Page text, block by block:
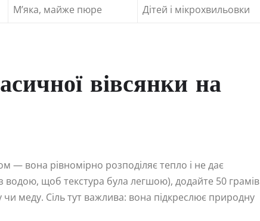
М’яка, майже пюре Дітей і мікрохвильовки
вівсянки на
— вона рівномірно розподіляє тепло і не дає
щоб текстура була легшою), додайте 50 грамів
чи меду. Сіль тут важлива: вона підкреслює природну